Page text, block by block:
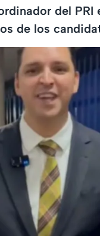
del PRI
de los